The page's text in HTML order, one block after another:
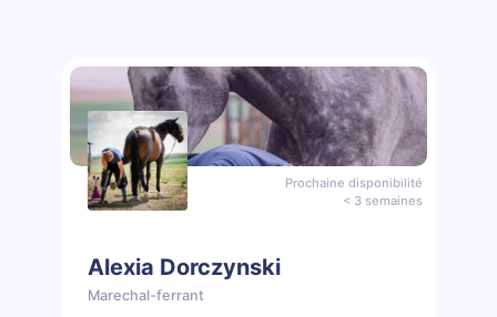
Prochaine disponibilité
< 3 semaines
Alexia Dorczynski
Marechal-ferrant